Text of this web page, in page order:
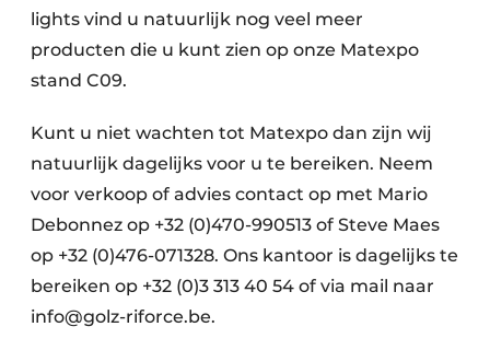
lights vind u natuurlijk nog veel meer
producten die u kunt zien op onze Matexpo
stand C09.
Kunt u niet wachten tot Matexpo dan zijn wij
natuurlijk dagelijks voor u te bereiken. Neem
voor verkoop of advies contact op met Mario
Debonnez op +32 (0)470-990513 of Steve Maes
op +32 (0)476-071328. Ons kantoor is dagelijks te
bereiken op +32 (0)3 313 40 54 of via mail naar
info@golz-riforce.be.